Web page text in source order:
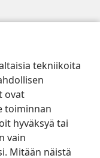
tekniikoita
ovat
toiminnan
hyväksyä tai
vain
Mitään näistä